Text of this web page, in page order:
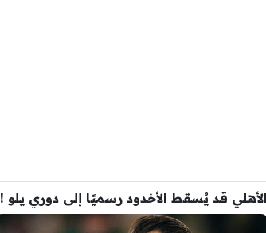
الأهلي قد يُسقط الأخدود رسميًا إلى دوري يلو !